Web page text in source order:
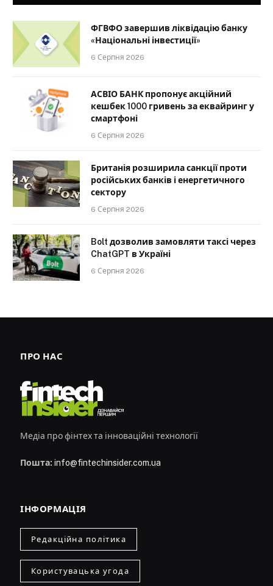
ФГВФО завершив ліквідацію банку
«Національні інвестиції»
6 Серпня 2026
АСВІО БАНК пропонує акційний
кешбек 1000 гривень за еквайринг у
смартфоні
6 Серпня 2026
Британія розширила санкції проти
російських банків і енергетичного
сектору
6 Серпня 2026
Bolt дозволив замовляти таксі через
ChatGPT в Україні
6 Серпня 2026
ПРО НАС
Медіа про фінтех та інноваційні технології
Пошта: info@fintechinsider.com.ua
ІНФОРМАЦІЯ
Редакційна політика
Користувацька угода